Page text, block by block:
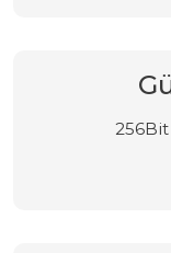
256Bit